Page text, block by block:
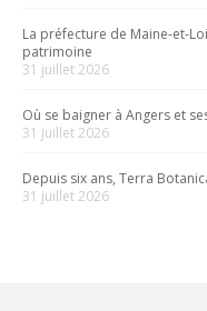
La préfecture de Maine-et-
patrimoine
31 juillet 2026
Où se baigner à Angers et
31 juillet 2026
Depuis six ans, Terra
31 juillet 2026